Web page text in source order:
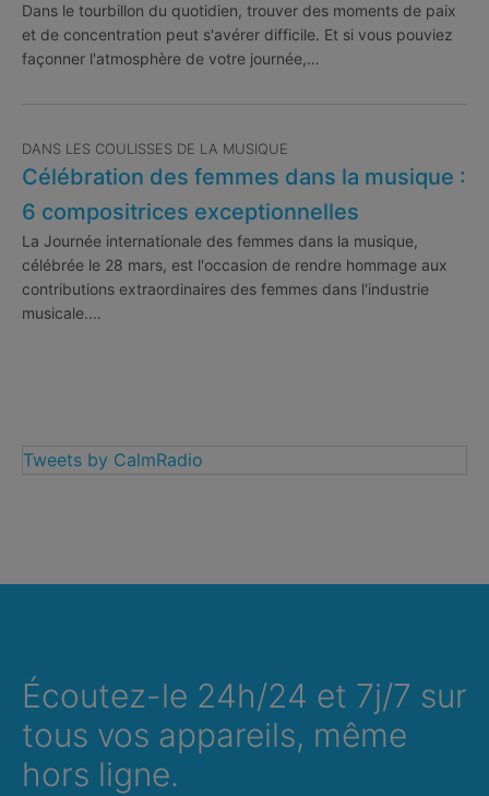
Dans le tourbillon du quotidien, trouver des moments de paix
et de concentration peut s'avérer difficile. Et si vous pouviez
façonner l'atmosphère de votre journée,…
DANS LES COULISSES DE LA MUSIQUE
Célébration des femmes dans la musique :
6 compositrices exceptionnelles
La Journée internationale des femmes dans la musique,
célébrée le 28 mars, est l'occasion de rendre hommage aux
contributions extraordinaires des femmes dans l'industrie
musicale.…
Tweets by CalmRadio
Écoutez-le 24h/24 et 7j/7 sur
tous vos appareils, même
hors ligne.